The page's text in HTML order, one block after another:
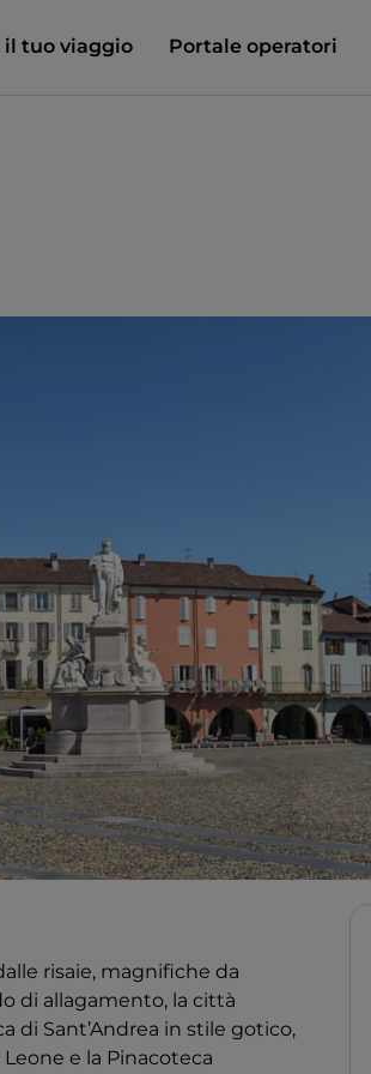
il tuo viaggio Portale operatori
risaie, magnifiche da
di allagamento, la città
di Sant’Andrea in stile gotico,
e la Pinacoteca